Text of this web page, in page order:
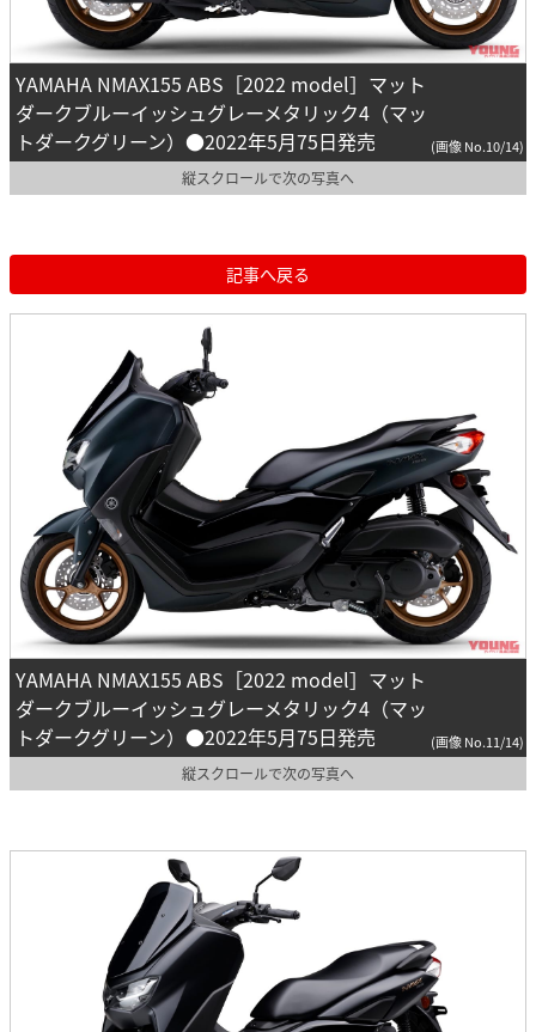
YAMAHA NMAX155 ABS［2022 model］マット
ダークブルーイッシュグレーメタリック4（マッ
トダークグリーン）●2022年5月75日発売
(画像 No.10/14)
縦スクロールで次の写真へ
記事へ戻る
YAMAHA NMAX155 ABS［2022 model］マット
ダークブルーイッシュグレーメタリック4（マッ
トダークグリーン）●2022年5月75日発売
(画像 No.11/14)
縦スクロールで次の写真へ